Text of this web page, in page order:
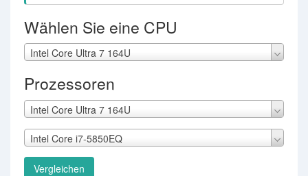
Wählen Sie eine CPU
Intel Core Ultra 7 164U
Prozessoren
Intel Core Ultra 7 164U
Intel Core i7-5850EQ
Vergleichen